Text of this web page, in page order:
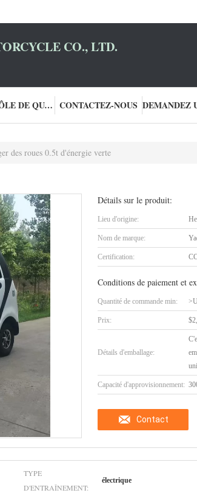
CO., LTD.
CONTRÔLE DE QUALITÉ CONTACTEZ-NOUS
des roues 0.5t d'énergie verte
Détails sur le produit:
Lieu d'origine:
Nom de marque:
Certification:
Conditions de paiement et
Quantité de commande min:
Prix:
Détails d'emballage:
Capacité d'approvisionnement:
Contact
TYPE
D'ENTRAÎNEMENT:
électrique